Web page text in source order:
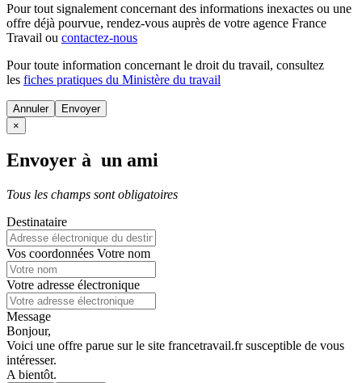
Pour tout signalement concernant des informations inexactes ou une
offre déjà pourvue, rendez-vous auprès de votre agence France
Travail ou contactez-nous
Pour toute information concernant le droit du travail, consultez
les fiches pratiques du Ministère du travail
Annuler
×
Envoyer à un ami
Tous les champs sont obligatoires
Destinataire
Vos coordonnées Votre nom
Votre adresse électronique
Message
Bonjour,
Voici une offre parue sur le site francetravail.fr susceptible de vous
intéresser.
A bientôt.